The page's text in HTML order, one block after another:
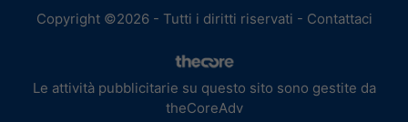
Copyright ©2026 - Tutti i diritti riservati - Contattaci
Le attività pubblicitarie su questo sito sono gestite da
theCoreAdv